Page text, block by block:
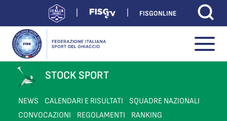
FISGONLINE
STOCK SPORT
NEWS CALENDARI E RISULTATI
SQUADRE NAZIONALI
CONVOCAZIONI
REGOLAMENTI RANKING